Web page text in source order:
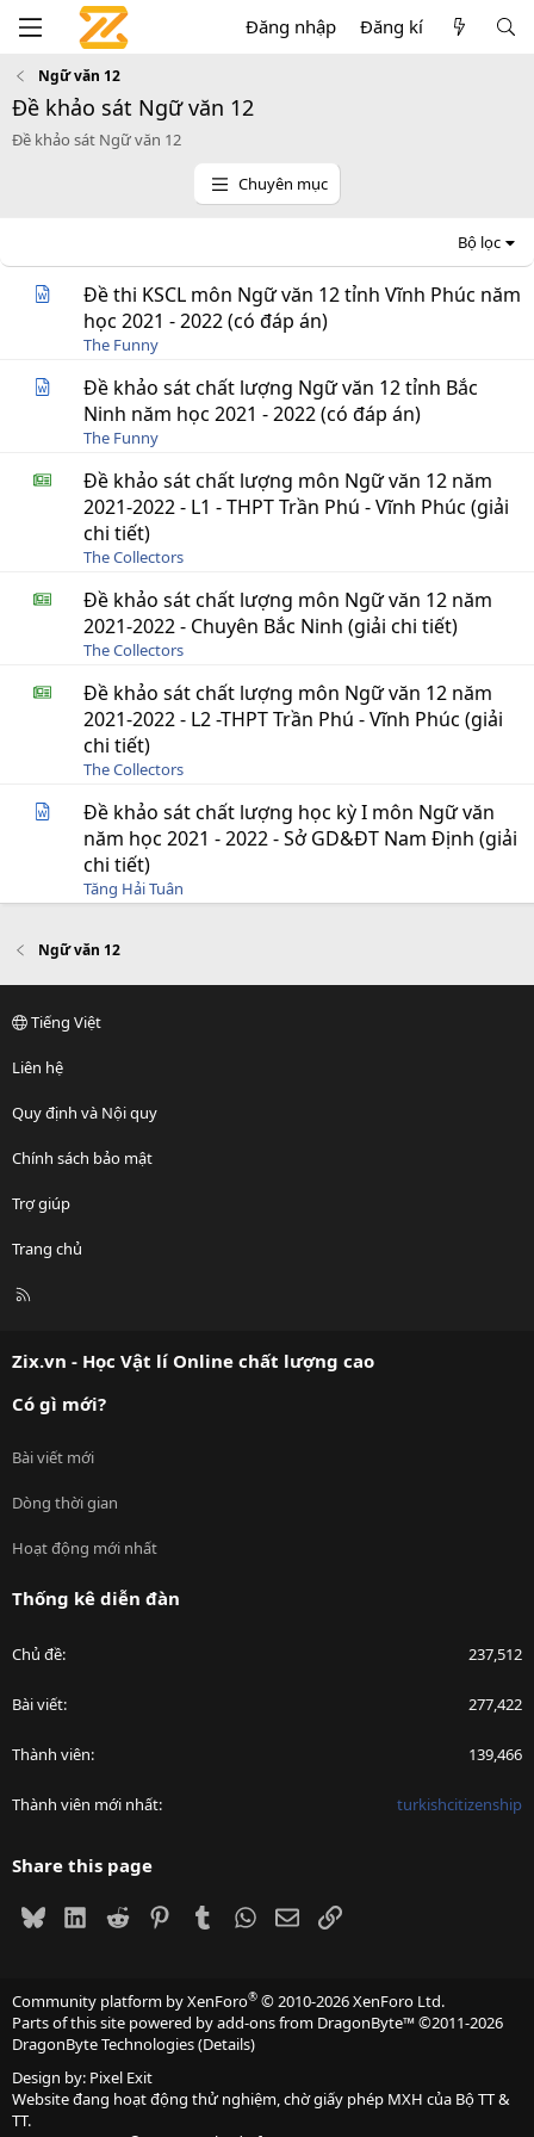
Đăng nhập Đăng kí
Ngữ văn 12
Đề khảo sát Ngữ văn 12
Đề khảo sát Ngữ văn 12
Chuyên mục
Bộ lọc
Đề thi KSCL môn Ngữ văn 12 tỉnh Vĩnh Phúc năm
học 2021 - 2022 (có đáp án)
The Funny
Đề khảo sát chất lượng Ngữ văn 12 tỉnh Bắc
Ninh năm học 2021 - 2022 (có đáp án)
The Funny
Đề khảo sát chất lượng môn Ngữ văn 12 năm
2021-2022 - L1 - THPT Trần Phú - Vĩnh Phúc (giải
chi tiết)
The Collectors
Đề khảo sát chất lượng môn Ngữ văn 12 năm
2021-2022 - Chuyên Bắc Ninh (giải chi tiết)
The Collectors
Đề khảo sát chất lượng môn Ngữ văn 12 năm
2021-2022 - L2 -THPT Trần Phú - Vĩnh Phúc (giải
chi tiết)
The Collectors
Đề khảo sát chất lượng học kỳ I môn Ngữ văn
năm học 2021 - 2022 - Sở GD&ĐT Nam Định (giải
chi tiết)
Tăng Hải Tuân
Ngữ văn 12
Tiếng Việt
Liên hệ
Quy định và Nội quy
Chính sách bảo mật
Trợ giúp
Trang chủ
R
Zix.vn - Học Vật lí Online chất lượng cao
Có gì mới?
Bài viết mới
Dòng thời gian
Hoạt động mới nhất
Thống kê diễn đàn
Chủ đề 237,512
Bài viết 277,422
Thành viên 139,466
Thành viên mới nhất turkishcitizenship
Share this page
BlueskyLinkedIn
Reddit PinterestTumblrWhatsApp
EmailLink
Community platform by XenForo® © 2010-2026 XenForo Ltd.
Parts of this site powered byadd-ons from DragonByte™©2011-2026
DragonByte Technologies(Details)
Design by: Pixel Exit
Website đang hoạt động thử nghiệm, chờ giấy phép MXH của Bộ TT &
TT.